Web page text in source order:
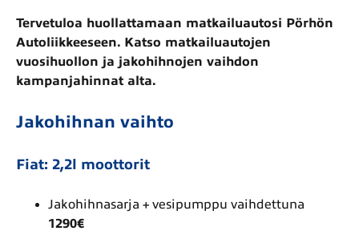
Tervetuloa huollattamaan matkailuautosi Pörhön
Autoliikkeeseen. Katso matkailuautojen
vuosihuollon ja jakohihnojen vaihdon
kampanjahinnat alta.
Jakohihnan vaihto
Fiat: 2,2l moottorit
Jakohihnasarja + vesipumppu vaihdettuna
1290€